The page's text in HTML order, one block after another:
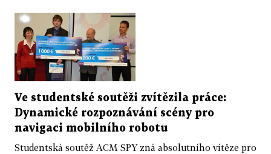
Ve studentské soutěži zvítězila práce:
Dynamické rozpoznávání scény pro
navigaci mobilního robotu
Studentská soutěž ACM SPY zná absolutního vítěze pro